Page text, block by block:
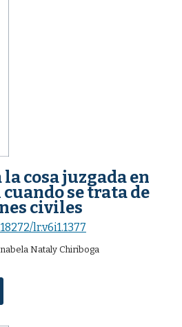
la cosa juzgada en
se trata de
civiles
lr.v6i1.1377
Nataly Chiriboga